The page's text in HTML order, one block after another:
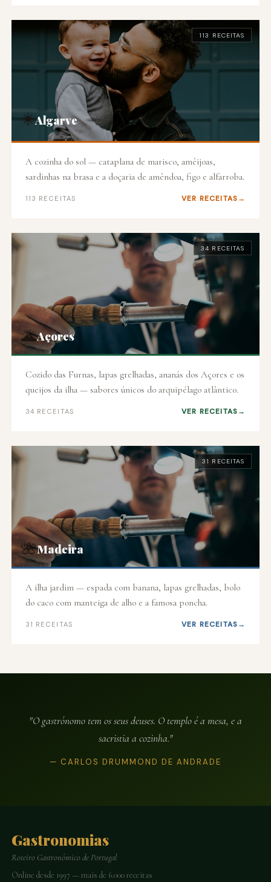
113 RECEITAS
☀️Algarve
A cozinha do sol — cataplana de marisco, amêijoas,
sardinhas na brasa e a doçaria de amêndoa, figo e alfarroba.
113 RECEITAS VER RECEITAS
34 RECEITAS
🌋Açores
Cozido das Furnas, lapas grelhadas, ananás dos Açores e os
queijos da ilha — sabores únicos do arquipélago atlântico.
34 RECEITAS VER RECEITAS
31 RECEITAS
🌺Madeira
A ilha jardim — espada com banana, lapas grelhadas, bolo
do caco com manteiga de alho e a famosa poncha.
31 RECEITAS VER RECEITAS
"O gastrónomo tem os seus deuses. O templo é a mesa, e a
sacristia a cozinha."
— CARLOS DRUMMOND DE ANDRADE
Gastronomias
Roteiro Gastronómico de Portugal
Online desde 1997 — mais de 6.000 receitas